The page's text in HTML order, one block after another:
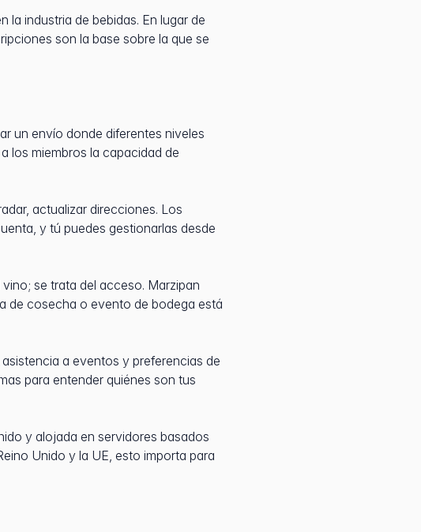
industria de bebidas. En lugar de
son la base sobre la que se
un envío donde diferentes niveles
los miembros la capacidad de
actualizar direcciones. Los
y tú puedes gestionarlas desde
se trata del acceso. Marzipan
de cosecha o evento de bodega está
a eventos y preferencias de
para entender quiénes son tus
y alojada en servidores basados
Unido y la UE, esto importa para